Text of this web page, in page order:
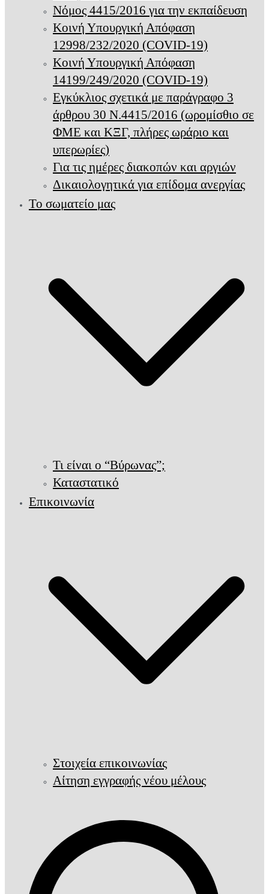
Νόμος 4415/2016 για την εκπαίδευση
Κοινή Υπουργική Απόφαση
12998/232/2020 (COVID-19)
Κοινή Υπουργική Απόφαση
14199/249/2020 (COVID-19)
Εγκύκλιος σχετικά με παράγραφο 3
άρθρου 30 Ν.4415/2016 (ωρομίσθιο σε
ΦΜΕ και ΚΞΓ, πλήρες ωράριο και
υπερωρίες)
Για τις ημέρες διακοπών και αργιών
Δικαιολογητικά για επίδομα ανεργίας
Το σωματείο μας
Τι είναι ο “Βύρωνας”;
Καταστατικό
Επικοινωνία
Στοιχεία επικοινωνίας
Αίτηση εγγραφής νέου μέλους